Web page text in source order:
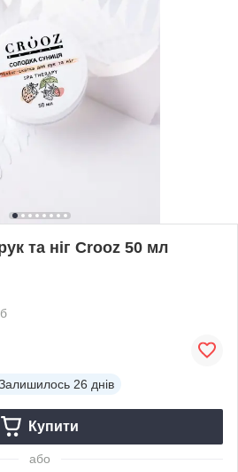
та ніг Crooz 50 мл
26 днів
Купити
або